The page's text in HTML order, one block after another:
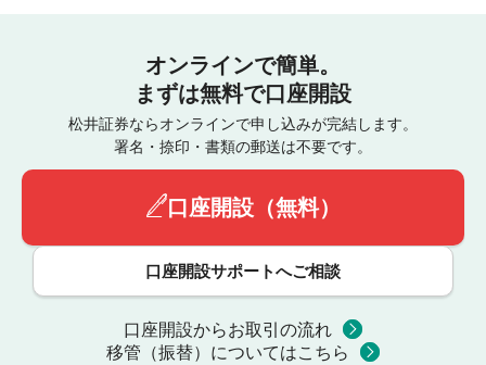
オンラインで簡単。
まずは無料で口座開設
松井証券ならオンラインで申し込みが完結します。
署名・捺印・書類の郵送は不要です。
口座開設（無料）
口座開設サポートへご相談
口座開設からお取引の流れ
移管（振替）についてはこちら